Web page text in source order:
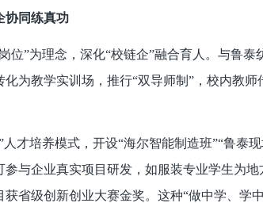
协同练真功
位”为理念，深化“校链企”融合育人。与鲁泰
为教学实训场，推行“双导师制”，校内教
才培养模式，开设“海尔智能制造班”“鲁泰
与企业真实项目研发，如服装专业学生为
省级创新创业大赛金奖。这种“做中学、学